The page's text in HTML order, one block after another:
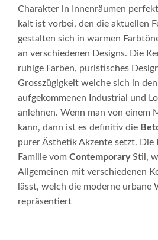
Charakter in Innenräumen
kalt ist vorbei, den die aktuellen
gestalten sich in warmen
an verschiedenen Designs. Die
ruhige Farben, puristisches
Grosszügigkeit welche sich in
aufgekommenen Industrial und
anlehnen. Wenn man von einem
kann, dann ist es definitiv die
purer Ästhetik Akzente setzt.
Familie vom ContemporaryStil,
Allgemeinen mit verschiedenen
lässt, welch die moderne urbane
repräsentiert